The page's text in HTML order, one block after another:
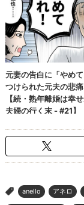
> anello アネロ